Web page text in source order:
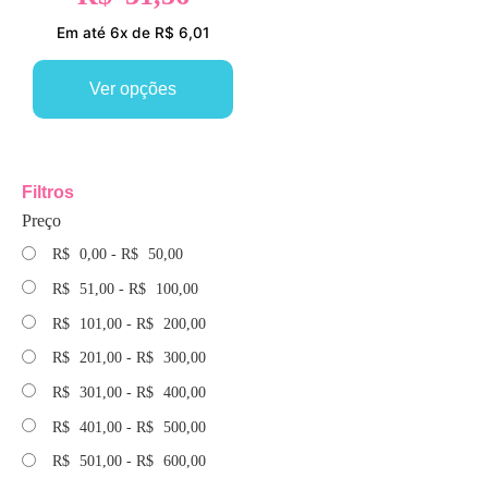
Em até 6x de R$ 6,01
Ver opções
Filtros
Preço
R$ 0,00 - R$ 50,00
R$ 51,00 - R$ 100,00
R$ 101,00 - R$ 200,00
R$ 201,00 - R$ 300,00
R$ 301,00 - R$ 400,00
R$ 401,00 - R$ 500,00
R$ 501,00 - R$ 600,00